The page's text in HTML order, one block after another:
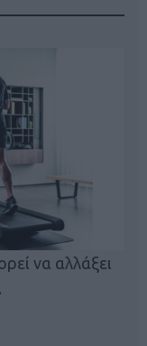
να αλλάξει